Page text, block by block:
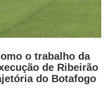
o trabalho da
de Ribeirão
do Botafogo